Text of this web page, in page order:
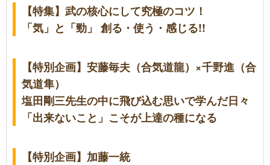
【特集】武の核心にして究極のコツ！
「気」と「勁」 創る・使う・感じる!!
【特別企画】安藤毎夫（合気道龍）×千野進（合
気道隼）
塩田剛三先生の中に飛び込む思いで学んだ日々
「出来ないこと」こそが上達の種になる
【特別企画】加藤一統